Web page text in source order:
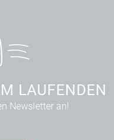
LAUFENDEN
Newsletter an!